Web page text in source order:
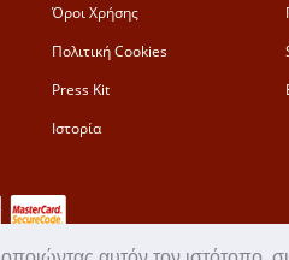
Όροι Χρήσης
Πολιτική Cookies
Press Kit
Ιστορία